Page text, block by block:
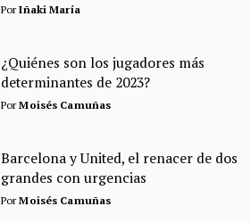
PorIñaki María
¿Quiénes son los jugadores más
determinantes de 2023?
PorMoisés Camuñas
Barcelona y United, el renacer de dos
grandes con urgencias
PorMoisés Camuñas